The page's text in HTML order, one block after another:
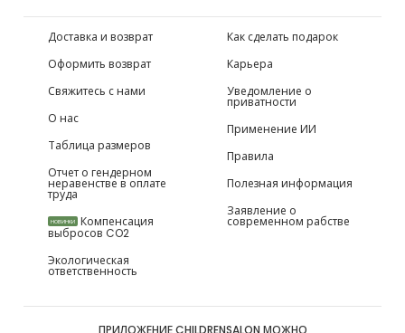
Доставка и возврат
Оформить возврат
Свяжитесь с нами
О нас
Таблица размеров
Отчет о гендерном
неравенстве в оплате
труда
НОВИНКИ Компенсация
выбросов CO2
Экологическая
ответственность
Как сделать подарок
Карьера
Уведомление о
приватности
Применение ИИ
Правила
Полезная информация
Заявление о
современном рабстве